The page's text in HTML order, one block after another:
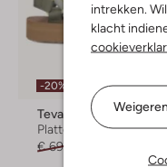
intrekken.
klacht
Weigeren
-20%
Teva
Platte sandalen
€ 69,99